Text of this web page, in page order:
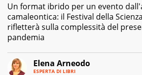
Un format ibrido per un evento
camaleontica: il Festival della
rifletterà sulla complessità del
pandemia
Elena Arneodo
ESPERTA DI LIBRI